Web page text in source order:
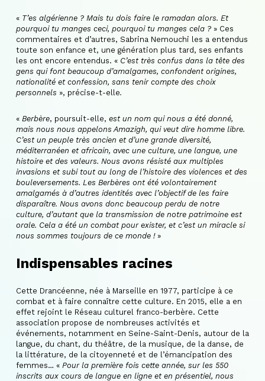
« T’es algérienne ? Mais tu dois faire le ramadan alors. Et
pourquoi tu manges ceci, pourquoi tu manges cela ?» Ces
commentaires et d’autres, Sabrina Nemouchi les a entendus
toute son enfance et, une génération plus tard, ses enfants
les ont encore entendus. « C’est très confus dans la tête des
gens qui font beaucoup d’amalgames, confondent origines,
nationalité et confession, sans tenir compte des choix
personnels », précise-t-elle.
« Berbère, poursuit-elle, est un nom qui nous a été donné,
mais nous nous appelons Amazigh, qui veut dire homme libre.
C’est un peuple très ancien et d’une grande diversité,
méditerranéen et africain, avec une culture, une langue, une
histoire et des valeurs. Nous avons résisté aux multiples
invasions et subi tout au long de l’histoire des violences et des
bouleversements. Les Berbères ont été volontairement
amalgamés à d’autres identités avec l’objectif de les faire
disparaître. Nous avons donc beaucoup perdu de notre
culture, d’autant que la transmission de notre patrimoine est
orale. Cela a été un combat pour exister, et c’est un miracle si
nous sommes toujours de ce monde ! »
Indispensables racines
Cette Drancéenne, née à Marseille en 1977, participe à ce
combat et à faire connaître cette culture. En 2015, elle a en
effet rejoint le Réseau culturel franco-berbère. Cette
association propose de nombreuses activités et
événements, notamment en Seine-Saint-Denis, autour de la
langue, du chant, du théâtre, de la musique, de la danse, de
la littérature, de la citoyenneté et de l’émancipation des
femmes… « Pour la première fois cette année, sur les 550
inscrits aux cours de langue en ligne et en présentiel, nous